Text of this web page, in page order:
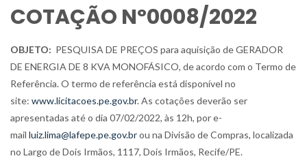
COTAÇÃO Nº0008/2022
OBJETO: PESQUISA DE PREÇOS para aquisição de GERADOR
DE ENERGIA DE 8 KVA MONOFÁSICO, de acordo com o Termo de
Referência. O termo de referência está disponível no
site: www.licitacoes.pe.gov.br. As cotações deverão ser
apresentadas até o dia 07/02/2022, às 12h, por e-
mail luiz.lima@lafepe.pe.gov.brou na Divisão de Compras, localizada
no Largo de Dois Irmãos, 1117, Dois Irmãos, Recife/PE.